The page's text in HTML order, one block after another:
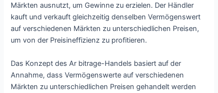
Märkten ausnutzt, um Gewinne zu erzielen. Der Händler
kauft und verkauft gleichzeitig denselben Vermögenswert
auf verschiedenen Märkten zu unterschiedlichen Preisen,
um von der Preisineffizienz zu profitieren.
Das Konzept des Ar bitrage-Handels basiert auf der
Annahme, dass Vermögenswerte auf verschiedenen
Märkten zu unterschiedlichen Preisen gehandelt werden